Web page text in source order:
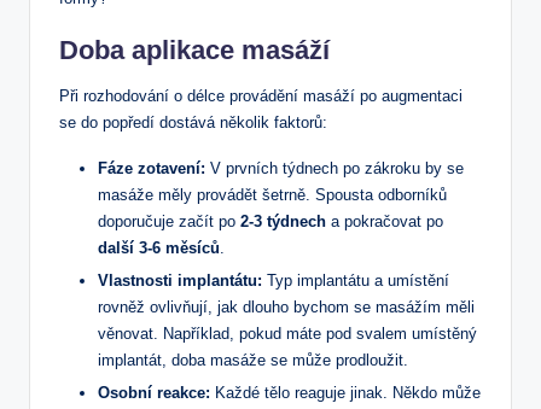
Doba aplikace masáží
Při rozhodování o délce provádění masáží po augmentaci
se do popředí dostává několik faktorů:
Fáze zotavení: V prvních týdnech po zákroku by se
masáže měly provádět šetrně. Spousta odborníků
doporučuje začít po 2-3 týdnech a pokračovat po
další 3-6 měsíců.
Vlastnosti implantátu: Typ implantátu a umístění
rovněž ovlivňují, jak dlouho bychom se masážím měli
věnovat. Například, pokud máte pod svalem umístěný
implantát, doba masáže se může prodloužit.
Osobní reakce: Každé tělo reaguje jinak. Někdo může